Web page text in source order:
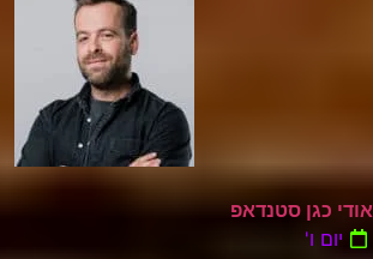
אודי כגן סטנדאפ
יום ו'